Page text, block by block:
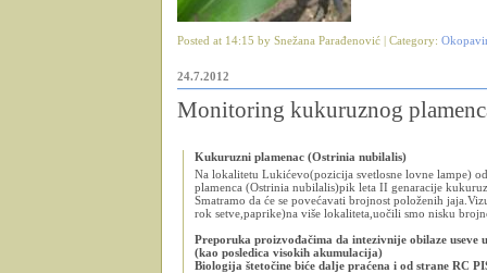
Posted at 14:15 by Snežana Parađenović | Category:
24.7.2012
Monitoring kukuruznog
Kukuruzni plamenac (Ostrinia nubilalis)
Na lokalitetu Lukićevo(pozicija svetlosne lovne lampe)
plamenca (Ostrinia nubilalis)pik leta II genaracije
Smatramo da će se povećavati brojnost položenih
rok setve,paprike)na više lokaliteta,uočili smo nisku
Preporuka proizvođačima da intezivnije obilaze
(kao posledica visokih akumulacija)
Biologija štetočine biće dalje praćena i od strane RC